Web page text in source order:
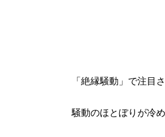
「絶縁騒動」で注目
騒動のほとぼりが冷